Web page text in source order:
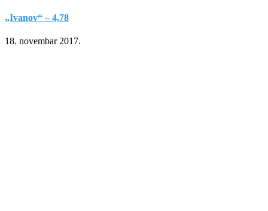
„Ivanov“ – 4,78
18. novembar 2017.